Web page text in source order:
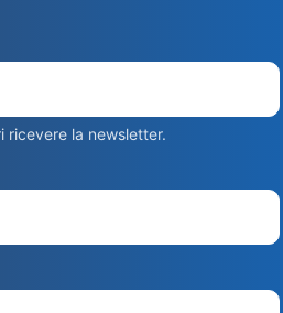
ricevere la newsletter.